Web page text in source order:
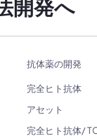
開発へ
抗体薬の開発
完全ヒト抗体
アセット
完全ヒト抗体/